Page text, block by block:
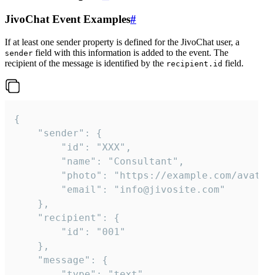
JivoChat Event Examples#
If at least one sender property is defined for the JivoChat user, a
sender field with this information is added to the event. The
recipient of the message is identified by the recipient.id field.
{